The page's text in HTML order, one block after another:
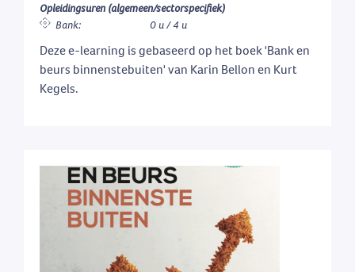
Opleidingsuren (algemeen/sectorspecifiek)
Bank:
0 u / 4 u
Deze e-learning is gebaseerd op het boek 'Bank en
beurs binnenstebuiten' van Karin Bellon en Kurt
Kegels.